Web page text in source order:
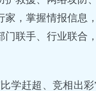
，掌握情报信息
联手、行业联合
比学赶超、竞相出